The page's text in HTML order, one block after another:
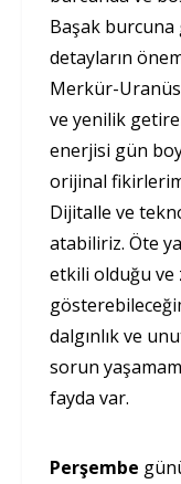
Başak
detayların
Merkür-Uranüs
ve yenilik
enerjisi gün
orijinal
Dijitalle ve
atabiliriz. Öte
etkili olduğu ve
dalgınlık ve
sorun
fayda var.
Perşembe